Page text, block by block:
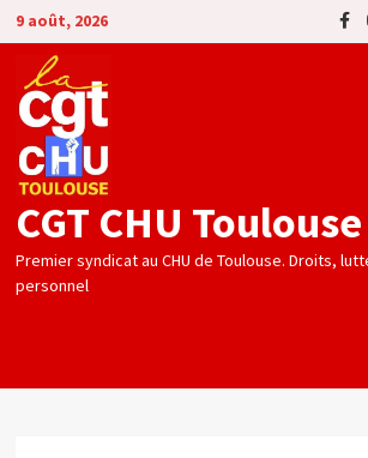
Passer
au
contenu
9 août, 2026
CGT CHU Toulouse
Premier syndicat au CHU de Toulouse. Droits,
personnel